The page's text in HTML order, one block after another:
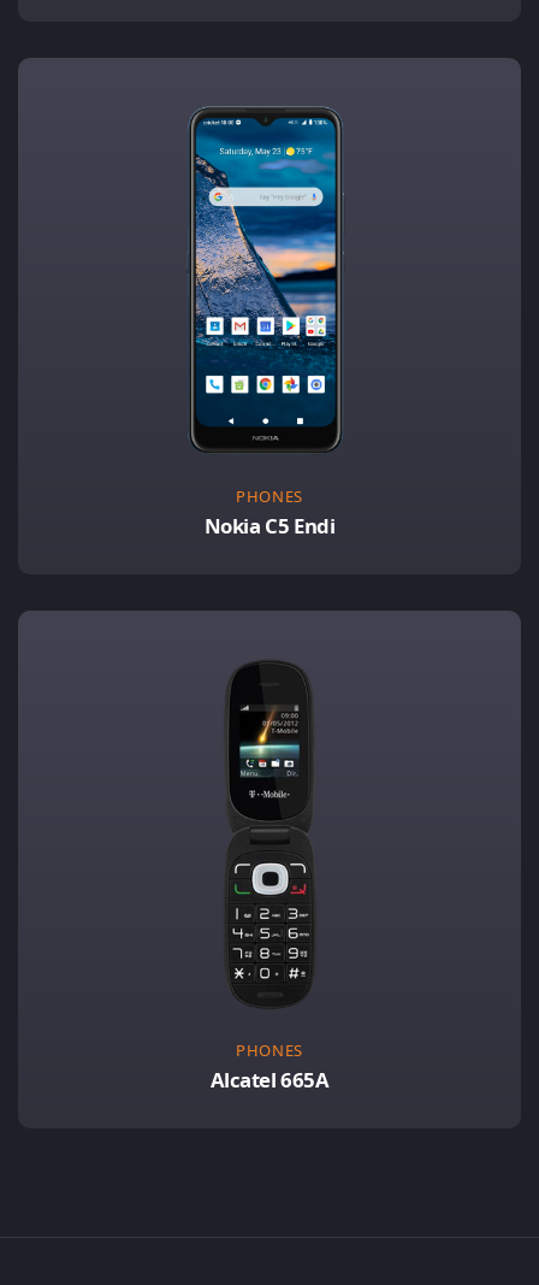
PHONES
Nokia C5 Endi
PHONES
Alcatel 665A